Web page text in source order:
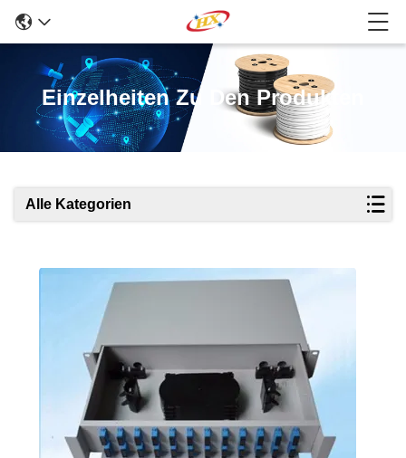
Einzelheiten Zu Den Produkten
Alle Kategorien